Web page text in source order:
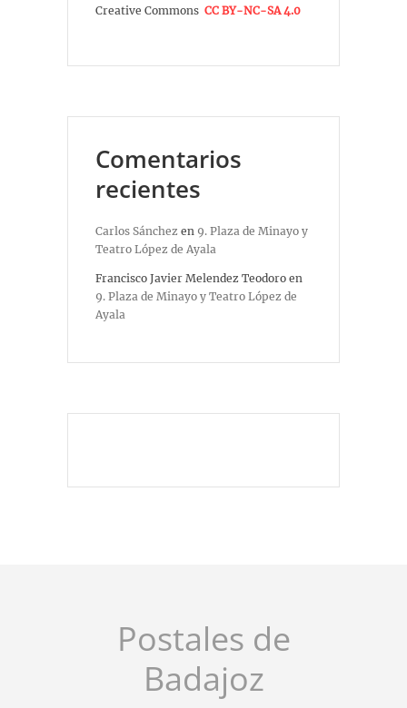
Creative Commons CC BY-NC-SA 4.0
Comentarios
recientes
Carlos Sánchez en 9. Plaza de Minayo y
Teatro López de Ayala
Francisco Javier Melendez Teodoro en
9. Plaza de Minayo y Teatro López de
Ayala
Postales de
Badajoz